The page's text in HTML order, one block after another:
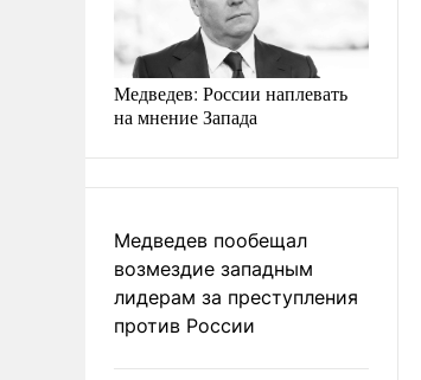
Медведев: России наплевать
на мнение Запада
Медведев пообещал
возмездие западным
лидерам за преступления
против России